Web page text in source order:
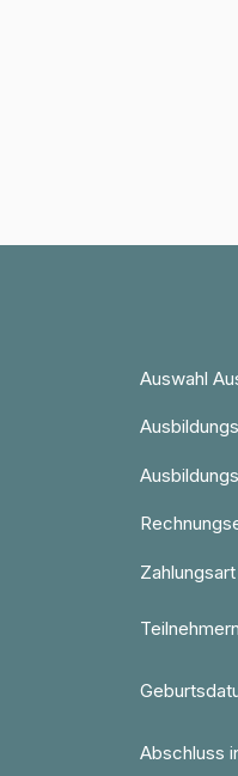
Auswahl
Zahlungsart
Abschluss